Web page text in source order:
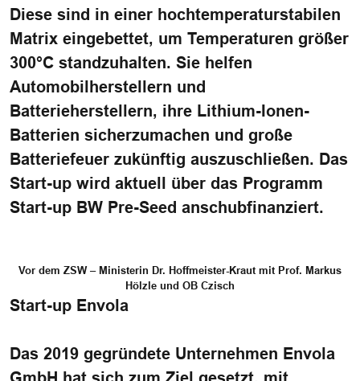
Diese sind in einer hochtemperaturstabilen
Matrix eingebettet, um Temperaturen größer
300°C standzuhalten. Sie helfen
Automobilherstellern und
Batterieherstellern, ihre Lithium-Ionen-
Batterien sicherzumachen und große
Batteriefeuer zukünftig auszuschließen. Das
Start-up wird aktuell über das Programm
Start-up BW Pre-Seed anschubfinanziert.
Vor dem ZSW – Ministerin Dr. Hoffmeister-Kraut mit Prof. Markus
Hölzle und OB Czisch
Start-up Envola
Das 2019 gegründete Unternehmen Envola